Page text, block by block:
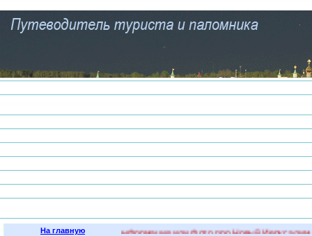
На главную
историческая информация или фото про Новый Иерусалим